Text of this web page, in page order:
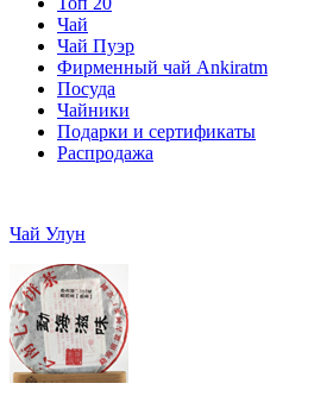
Чай
Чай Пуэр
Фирменный чай Ankiratm
Посуда
Чайники
Подарки и сертификаты
Распродажа
Чай Улун